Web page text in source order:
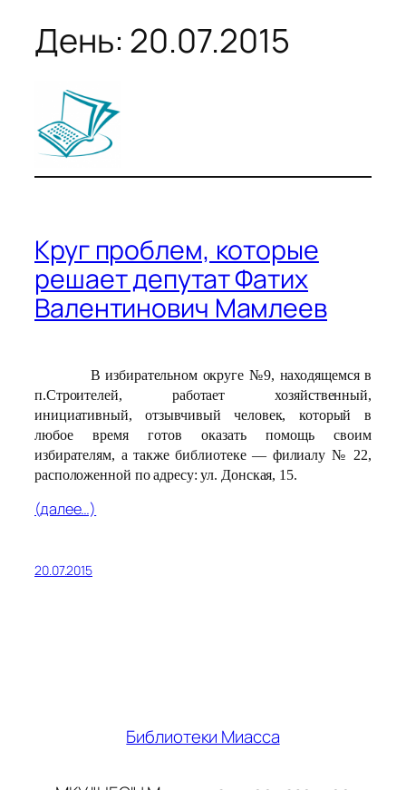
День: 20.07.2015
Круг проблем, которые
решает депутат Фатих
Валентинович Мамлеев
В избирательном округе №9, находящемся в
п.Строителей, работает хозяйственный,
инициативный, отзывчивый человек, который в
любое время готов оказать помощь своим
избирателям, а также библиотеке — филиалу № 22,
расположенной по адресу: ул. Донская, 15.
(далее…)
20.07.2015
Библиотеки Миасса